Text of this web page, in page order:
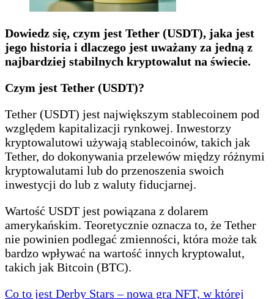
Dowiedz się, czym jest Tether (USDT), jaka jest
jego historia i dlaczego jest uważany za jedną z
najbardziej stabilnych kryptowalut na świecie.
Czym jest Tether (USDT)?
Tether (USDT) jest największym stablecoinem pod
względem kapitalizacji rynkowej. Inwestorzy
kryptowalutowi używają stablecoinów, takich jak
Tether, do dokonywania przelewów między różnymi
kryptowalutami lub do przenoszenia swoich
inwestycji do lub z waluty fiducjarnej.
Wartość USDT jest powiązana z dolarem
amerykańskim. Teoretycznie oznacza to, że Tether
nie powinien podlegać zmienności, która może tak
bardzo wpływać na wartość innych kryptowalut,
takich jak Bitcoin (BTC).
Co to jest Derby Stars – nowa gra NFT, w której